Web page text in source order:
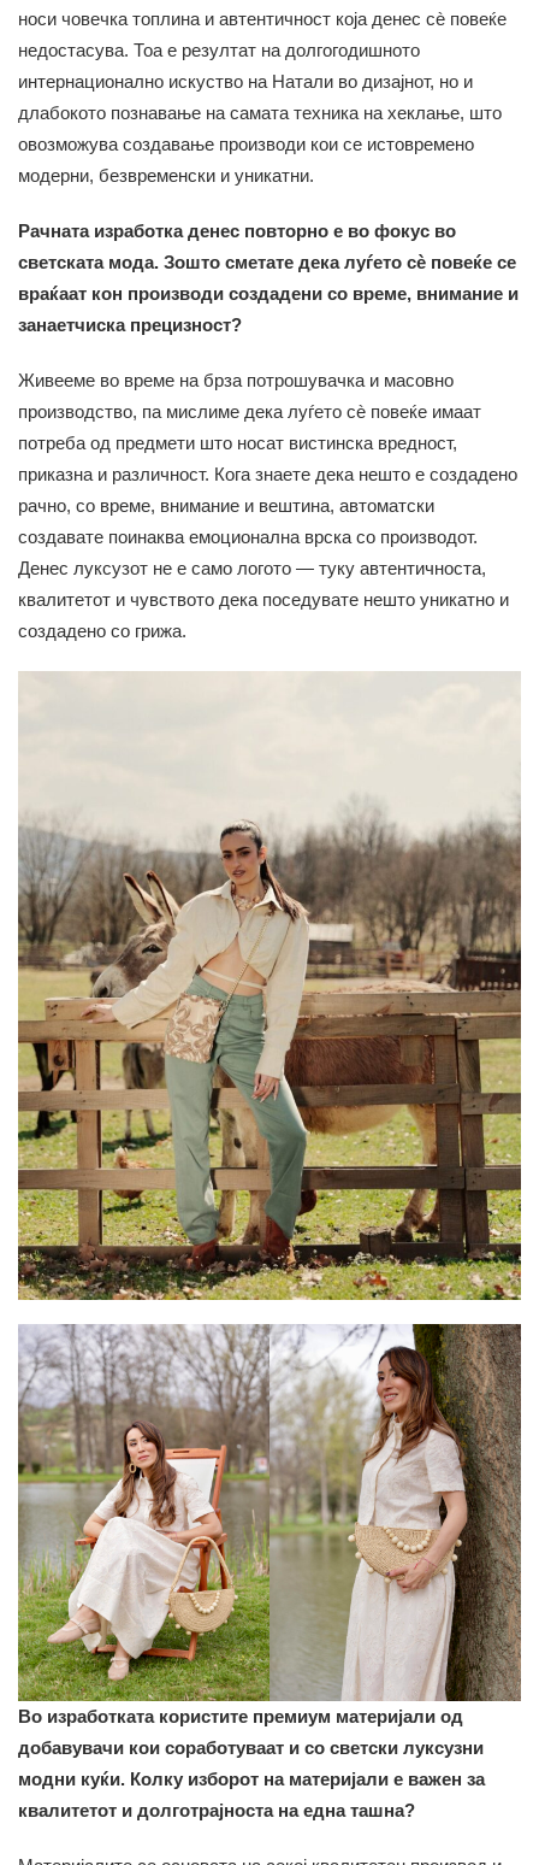
носи човечка топлина и автентичност која денес сè повеќе
недостасува. Тоа е резултат на долгогодишното
интернационално искуство на Натали во дизајнот, но и
длабокото познавање на самата техника на хеклање, што
овозможува создавање производи кои се истовремено
модерни, безвременски и уникатни.
Рачната изработка денес повторно е во фокус во
светската мода. Зошто сметате дека луѓето сè повеќе се
враќаат кон производи создадени со време, внимание и
занаетчиска прецизност?
Живееме во време на брза потрошувачка и масовно
производство, па мислиме дека луѓето сè повеќе имаат
потреба од предмети што носат вистинска вредност,
приказна и различност. Кога знаете дека нешто е создадено
рачно, со време, внимание и вештина, автоматски
создавате поинаква емоционална врска со производот.
Денес луксузот не е само логото — туку автентичноста,
квалитетот и чувството дека поседувате нешто уникатно и
создадено со грижа.
Во изработката користите премиум материјали од
добавувачи кои соработуваат и со светски луксузни
модни куќи. Колку изборот на материјали е важен за
квалитетот и долготрајноста на една ташна?